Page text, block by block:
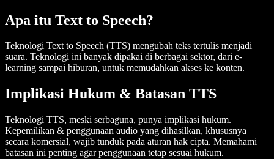
Apa itu Text to Speech?
Teknologi Text to Speech (TTS) mengubah teks tertulis menjadi
suara. Teknologi ini banyak dipakai di berbagai sektor, dari e-
learning sampai hiburan, untuk memudahkan akses ke konten.
Implikasi Hukum & Batasan TTS
Teknologi TTS, meski serbaguna, punya implikasi hukum.
Kepemilikan & penggunaan audio yang dihasilkan, khususnya
secara komersial, wajib tunduk pada aturan hak cipta. Memahami
batasan ini penting agar penggunaan tetap sesuai hukum.